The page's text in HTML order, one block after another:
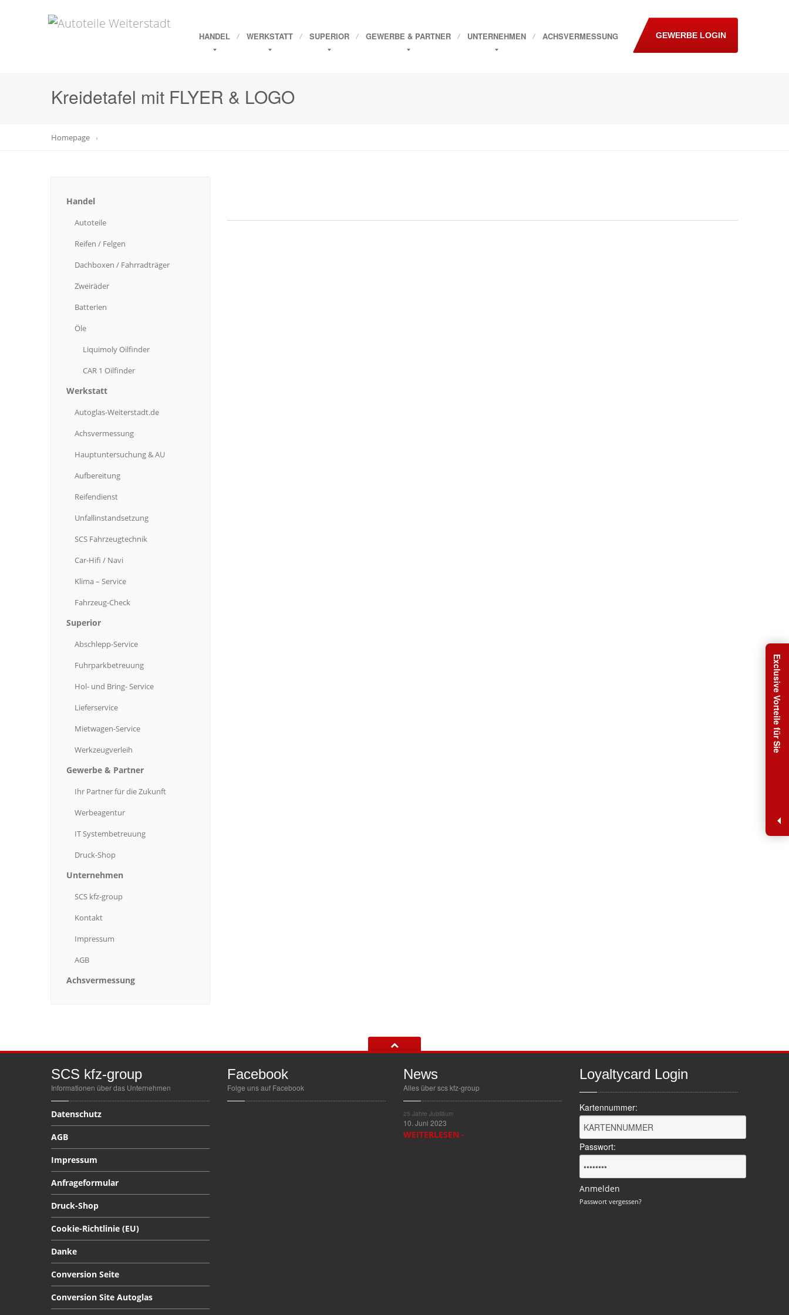
Exclusive Vorteile für Sie
HANDEL WERKSTATT SUPERIOR GEWERBE & PARTNER UNTERNEHMEN ACHSVERMESSUNG GEWERBE LOGIN
Kreidetafel mit FLYER & LOGO
Homepage
Handel
Autoteile
Reifen / Felgen
Dachboxen / Fahrradträger
Zweiräder
Batterien
Öle
LiquimolyOilfinder
CAR 1 Oilfinder
Werkstatt
Autoglas-Weiterstadt.de
Achsvermessung
Hauptuntersuchung& AU
Aufbereitung
Reifendienst
Unfallinstandsetzung
SCS Fahrzeugtechnik
Car-Hifi / Navi
Klima – Service
Fahrzeug-Check
Superior
Abschlepp-Service
Fuhrparkbetreuung
Hol- und Bring- Service
Lieferservice
Mietwagen-Service
Werkzeugverleih
Gewerbe & Partner
Ihr Partner für die Zukunft
Werbeagentur
ITSystembetreuung
Druck-Shop
Unternehmen
SCS kfz-group
Kontakt
Impressum
AGB
Achsvermessung
SCS kfz-group
Informationen über das Unternehmen
Datenschutz
AGB
Impressum
Anfrageformular
Druck-Shop
Cookie-Richtlinie (EU)
Danke
Conversion Seite
Conversion Site Autoglas
Facebook
Folge uns auf Facebook
News
Alles über scs kfz-group
25 Jahre Jubiläum
10. Juni 2023
WEITERLESEN -
Loyaltycard Login
Kartennummer:
Passwort:
Anmelden
Passwort vergessen?